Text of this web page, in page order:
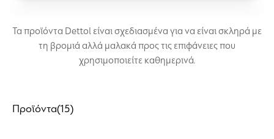
Δάπεδο
Τα προϊόντα Dettol είναι σχεδιασμένα για να είναι σκληρά με
τη βρομιά αλλά μαλακά προς τις επιφάνειες που
χρησιμοποιείτε καθημερινά.
Προϊόντα(15)